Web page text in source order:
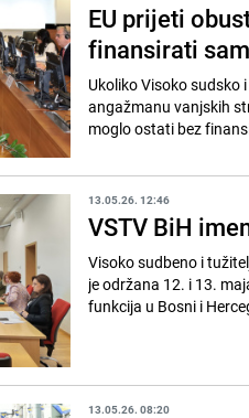
EU prijeti
finansirati sam
Ukoliko Visoko sudsko
angažmanu vanjskih
moglo ostati bez
13.05.26. 12:46
VSTV BiH
Visoko sudbeno i
je održana 12. i 13.
funkcija u Bosni i
13.05.26. 08:20